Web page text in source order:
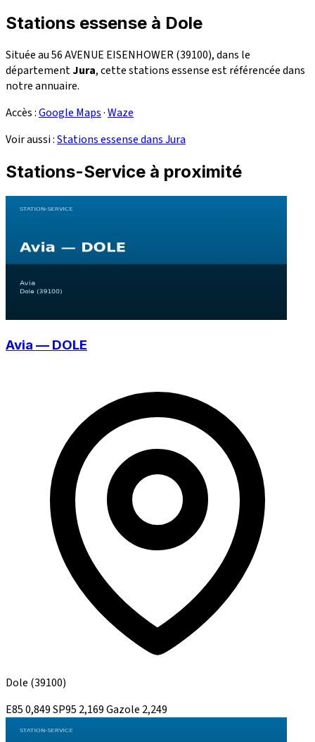
Stations essense à Dole
Située au 56 AVENUE EISENHOWER (39100), dans le
départementJura, cette stations essense est référencée dans
notre annuaire.
Accès :Google Maps·Waze
Voir aussi :Stations essense dans Jura
Stations-Service à proximité
Avia — DOLE
Dole (39100)
E850,849SP95 2,169Gazole 2,249